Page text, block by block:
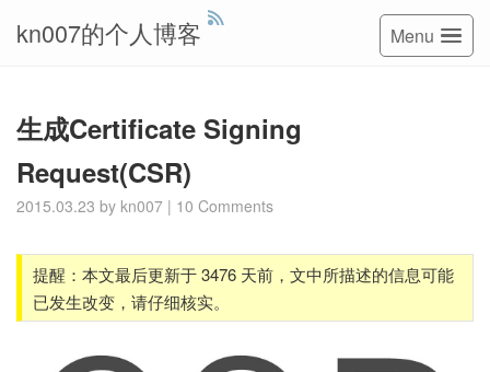
kn007的个人博客 Menu
生成Certificate Signing
Request(CSR)
2015.03.23 by kn007 | 10 Comments
提醒：本文最后更新于 3476 天前，文中所描述的信息可能
已发生改变，请仔细核实。